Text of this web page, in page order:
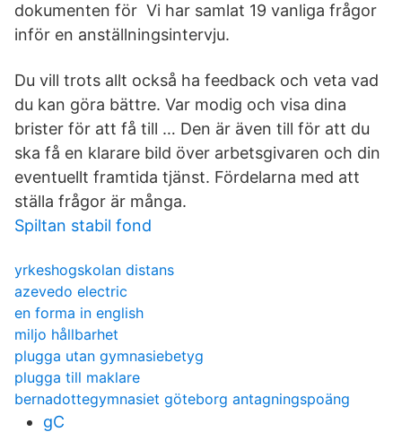
dokumenten för Vi har samlat 19 vanliga frågor
inför en anställningsintervju.
Du vill trots allt också ha feedback och veta vad
du kan göra bättre. Var modig och visa dina
brister för att få till … Den är även till för att du
ska få en klarare bild över arbetsgivaren och din
eventuellt framtida tjänst. Fördelarna med att
ställa frågor är många.
Spiltan stabil fond
yrkeshogskolan distans
azevedo electric
en forma in english
miljo hållbarhet
plugga utan gymnasiebetyg
plugga till maklare
bernadottegymnasiet göteborg antagningspoäng
gC